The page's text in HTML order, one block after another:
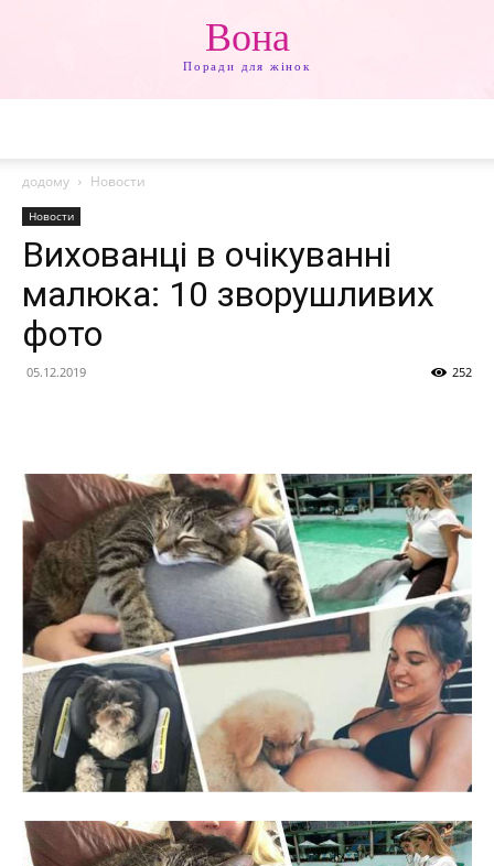
Вона
Поради для жінок
додому Новости
Новости
Вихованці в очікуванні
малюка: 10 зворушливих
фото
05.12.2019 252